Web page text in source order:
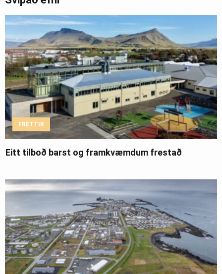
FRÉTTIR
Eitt tilboð barst og framkvæmdum frestað